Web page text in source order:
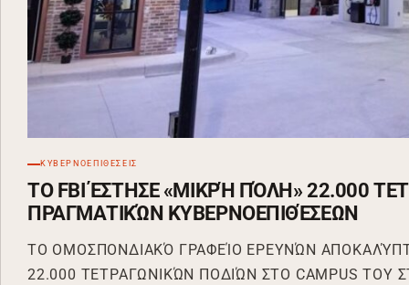
ΚΥΒΕΡΝΟΕΠΙΘΕΣΕΙΣ
ΤΟ FBI ΈΣΤΗΣΕ «ΜΙΚΡΉ ΠΌΛΗ» 22.000
ΠΡΑΓΜΑΤΙΚΏΝ ΚΥΒΕΡΝΟΕΠΙΘΈΣΕΩΝ
ΤΟ ΟΜΟΣΠΟΝΔΙΑΚΌ ΓΡΑΦΕΊΟ ΕΡΕΥΝΏΝ
22.000 ΤΕΤΡΑΓΩΝΙΚΏΝ ΠΟΔΙΏΝ ΣΤΟ CAMPUS ΤΟΥ